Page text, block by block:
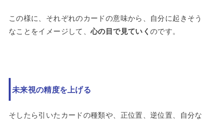
この様に、それぞれのカードの意味から、自分に起きそう
なことをイメージして、心の目で見ていくのです。
未来視の精度を上げる
そしたら引いたカードの種類や、正位置、逆位置、自分な